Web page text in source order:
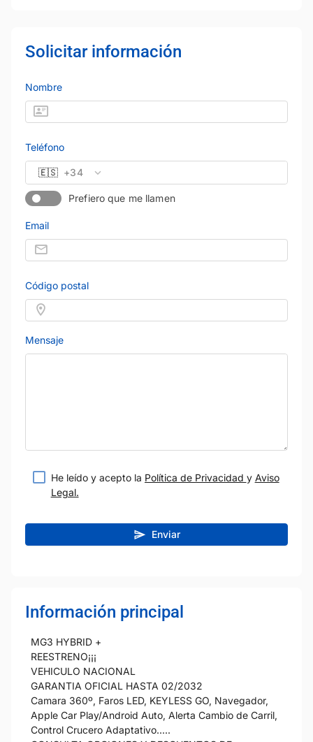
Solicitar información
Nombre
Teléfono
🇪🇸 +34
Prefiero que me llamen
Email
Código postal
Mensaje
He leído y acepto la Política de Privacidad y Aviso
Legal.
Enviar
Información principal
MG3 HYBRID +
REESTRENO¡¡¡
VEHICULO NACIONAL
GARANTIA OFICIAL HASTA 02/2032
Camara 360º, Faros LED, KEYLESS GO, Navegador,
Apple Car Play/Android Auto, Alerta Cambio de Carril,
Control Crucero Adaptativo.....